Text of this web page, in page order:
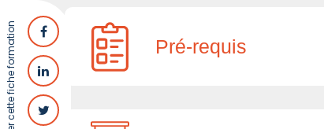
Partager cette fiche formation Pré-requis